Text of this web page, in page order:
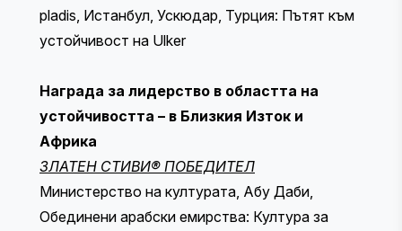
pladis, Истанбул, Ускюдар, Турция: Пътят към
устойчивост на Ulker
Награда за лидерство в областта на
устойчивостта – в Близкия Изток и
Африка
ЗЛАТЕН СТИВИ® ПОБЕДИТЕЛ
Министерство на културата, Абу Даби,
Обединени арабски емирства: Култура за